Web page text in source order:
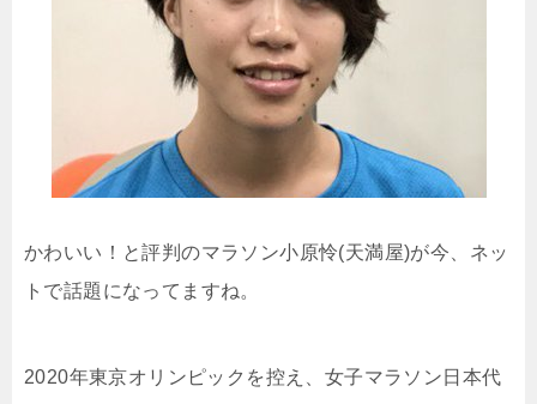
かわいい！と評判のマラソン小原怜(天満屋)が今、ネッ
トで話題になってますね。
2020年東京オリンピックを控え、女子マラソン日本代